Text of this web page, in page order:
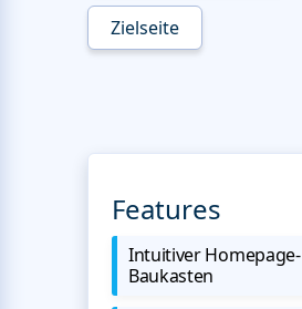
Zielseite
Features
Intuitiver Homepage-
Baukasten